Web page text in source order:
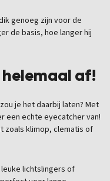
genoeg zijn voor de
de basis, hoe langer hij
af!
je het daarbij laten? Met
een echte eyecatcher van!
zoals klimop, clematis of
lichtslingers of